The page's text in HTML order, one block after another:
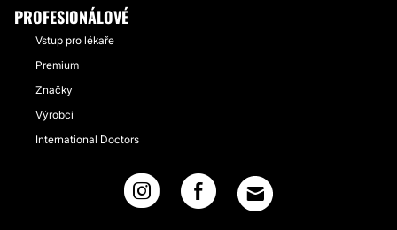
PROFESIONÁLOVÉ
Vstup pro lékaře
Premium
Značky
Výrobci
International Doctors